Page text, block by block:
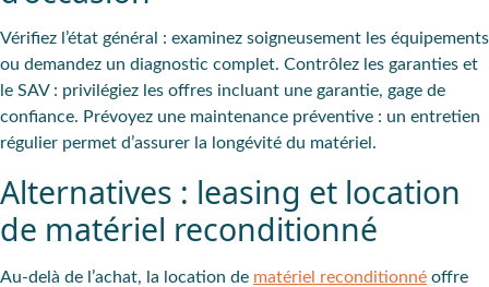
Vérifiez l’état général : examinez soigneusement les équipements
ou demandez un diagnostic complet. Contrôlez les garanties et
le SAV : privilégiez les offres incluant une garantie, gage de
confiance. Prévoyez une maintenance préventive : un entretien
régulier permet d’assurer la longévité du matériel.
Alternatives : leasing et location
de matériel reconditionné
Au-delà de l’achat, la location de matériel reconditionné offre